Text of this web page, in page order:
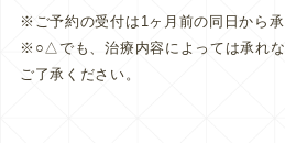
※ご予約の受付は1ヶ月前の同日から承
※○△でも、治療内容によっては承れな
ご了承ください。